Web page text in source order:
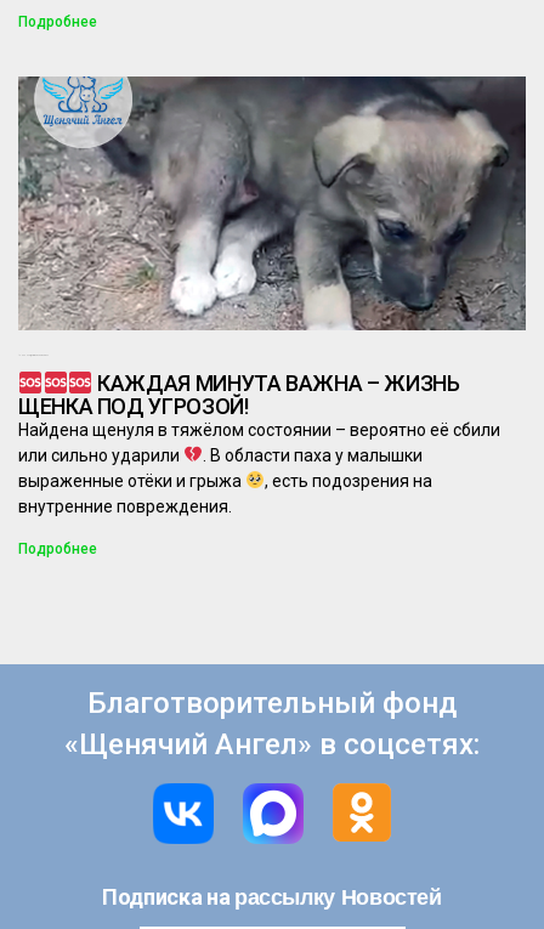
Подробнее
КАЖДАЯ МИНУТА ВАЖНА – ЖИЗНЬ
ЩЕНКА ПОД УГРОЗОЙ!
Найдена щенуля в тяжёлом состоянии – вероятно её сбили
или сильно ударили
. В области паха у малышки
выраженные отёки и грыжа
, есть подозрения на
внутренние повреждения.
Подробнее
Благотворительный фонд
«Щенячий Ангел» в соцсетях:
Подписка на рассылку Новостей